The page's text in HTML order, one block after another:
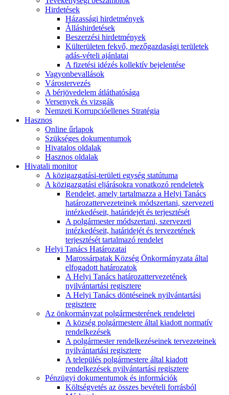
Hirdetések
Házassági hirdetmények
Álláshirdetések
Beszerzési hirdetmények
Külterületen fekvő, mezőgazdasági területek
adás-vételi ajánlatai
A fizetési idézés kollektív bejelentése
Vagyonbevallások
Várostervezés
A bérjövedelem átláthatósága
Versenyek és vizsgák
Nemzeti Korrupcióellenes Stratégia
Hasznos
Online űrlapok
Szükséges dokumentumok
Hivatalos oldalak
Hasznos oldalak
Hivatali monitor
A közigazgatási-területi egység statútuma
A közigazgatási eljárásokra vonatkozó rendeletek
Rendelet, amely tartalmazza a Helyi Tanács
határozattervezeteinek módszertani, szervezeti
intézkedéseit, határidejét és terjesztését
A polgármester módszertani, szervezeti
intézkedéseit, határidejét és tervezetének
terjesztését tartalmazó rendelet
Helyi Tanács Határozatai
Marossárpatak Község Önkormányzata által
elfogadott határozatok
A Helyi Tanács határozattervezetének
nyilvántartási regisztere
A Helyi Tanács döntéseinek nyilvántartási
regisztere
Az önkormányzat polgármesterének rendeletei
A község polgármestere által kiadott normatív
rendelkezések
A polgármester rendelkezéseinek tervezeteinek
nyilvántartási regisztere
A település polgármestere által kiadott
rendelkezések nyilvántartási regisztere
Pénzügyi dokumentumok és információk
Költségvetés az összes bevételi forrásból